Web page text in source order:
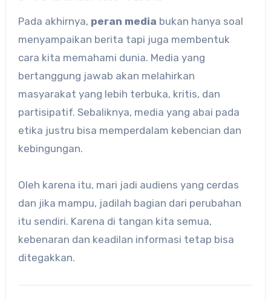
Pada akhirnya, peran media bukan hanya soal
menyampaikan berita tapi juga membentuk
cara kita memahami dunia. Media yang
bertanggung jawab akan melahirkan
masyarakat yang lebih terbuka, kritis, dan
partisipatif. Sebaliknya, media yang abai pada
etika justru bisa memperdalam kebencian dan
kebingungan.
Oleh karena itu, mari jadi audiens yang cerdas
dan jika mampu, jadilah bagian dari perubahan
itu sendiri. Karena di tangan kita semua,
kebenaran dan keadilan informasi tetap bisa
ditegakkan.